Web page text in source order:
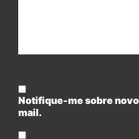
Notifique-me sobre
mail.